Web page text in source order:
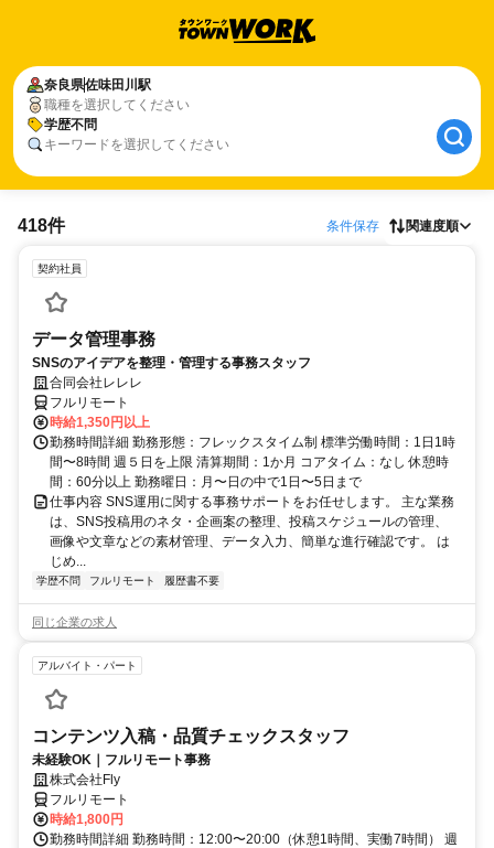
奈良県佐味田川駅
職種を選択してください
学歴不問
キーワードを選択してください
418件 条件保存 関連度順
契約社員
データ管理事務
SNSのアイデアを整理・管理する事務スタッフ
合同会社レレレ
フルリモート
時給1,350円以上
勤務時間詳細 勤務形態：フレックスタイム制 標準労働時間：1日1時
間〜8時間 週５日を上限 清算期間：1か月 コアタイム：なし 休憩時
間：60分以上 勤務曜日：月〜日の中で1日〜5日まで
仕事内容 SNS運用に関する事務サポートをお任せします。 主な業務
は、SNS投稿用のネタ・企画案の整理、投稿スケジュールの管理、
画像や文章などの素材管理、データ入力、簡単な進行確認です。 は
じめ...
学歴不問 フルリモート 履歴書不要
同じ企業の求人
アルバイト・パート
コンテンツ入稿・品質チェックスタッフ
未経験OK｜フルリモート事務
株式会社Fly
フルリモート
時給1,800円
勤務時間詳細 勤務時間：12:00〜20:00（休憩1時間、実働7時間） 週